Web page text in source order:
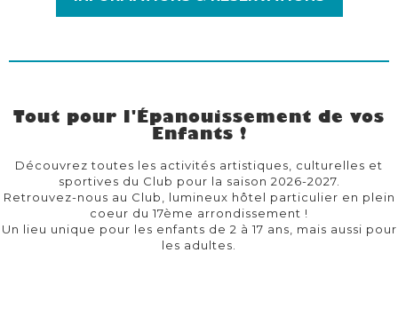
Tout pour l'Épanouissement de vos
Enfants !
Découvrez toutes les activités artistiques, culturelles et
sportives du Club pour la saison 2026-2027.
Retrouvez-nous au Club, lumineux hôtel particulier en plein
coeur du 17ème arrondissement !
Un lieu unique pour les enfants de 2 à 17 ans, mais aussi pour
les adultes.